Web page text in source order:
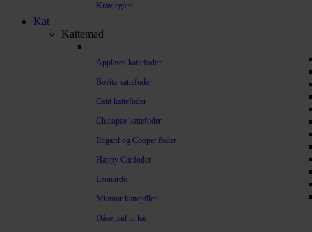
Kravlegård
Kat
Kattemad
Applaws kattefoder
Bozita kattefoder
Catit kattefoder
Chicopee kattefoder
Edgard og Cooper foder
Happy Cat foder
Leonardo
Miamor kattepiller
Dåsemad til kat